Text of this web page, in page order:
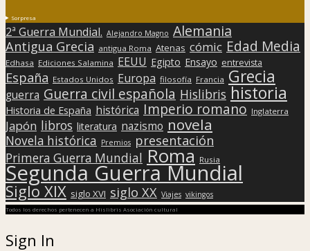
Sorpresa
2ª Guerra Mundial. Alejandro Magno Alemania
Antigua Grecia antigua Roma Atenas cómic Edad Media
Edhasa Ediciones Salamina EEUU Egipto Ensayo entrevista
España Estados Unidos Europa filosofía Francia Grecia
guerra Guerra civil española Hislibris historia
Historia de España histórica Imperio romano Inglaterra
Japón libros literatura nazismo novela
Novela histórica Premios presentación
Primera Guerra Mundial Roma Rusia
Segunda Guerra Mundial
Siglo XIX siglo XVI siglo XX Viajes vikingos
Todos los derechos pertenecen a Hislibris Asociación cultural
Sign In